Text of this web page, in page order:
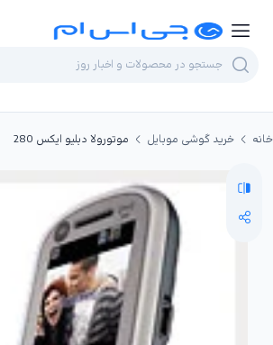
خانه خرید گوشی موبایل موتورولا دبلیو ایکس 280